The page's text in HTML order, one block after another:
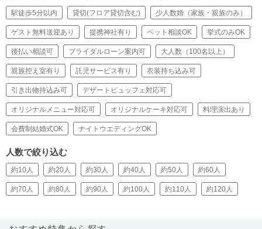
駅徒歩5分以内 貸切(フロア貸切含む) 少人数婚（家族・親族のみ）
ゲスト無料送迎あり 提携神社有り ペット相談OK 挙式のみOK
後払い相談可 ブライダルローン案内可 大人数（100名以上）
親族控え室有り 託児サービス有り 衣装持ち込み可
引き出物持込み可 デザートビュッフェ対応可
オリジナルメニュー対応可 オリジナルケーキ対応可 料理演出あり
会費制結婚式OK ナイトウエディングOK
人数で絞り込む
約10人 約20人 約30人 約40人 約50人 約60人
約70人 約80人 約90人 約100人 約110人 約120人